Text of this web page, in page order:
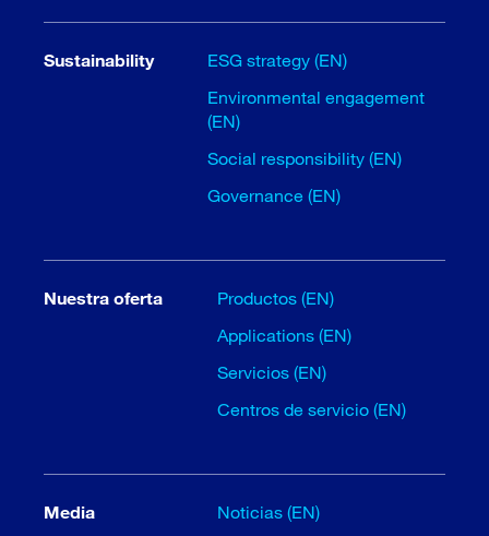
Sustainability
ESG strategy (EN)
Environmental engagement
(EN)
Social responsibility (EN)
Governance (EN)
Nuestra oferta
Productos (EN)
Applications (EN)
Servicios (EN)
Centros de servicio (EN)
Media
Noticias (EN)